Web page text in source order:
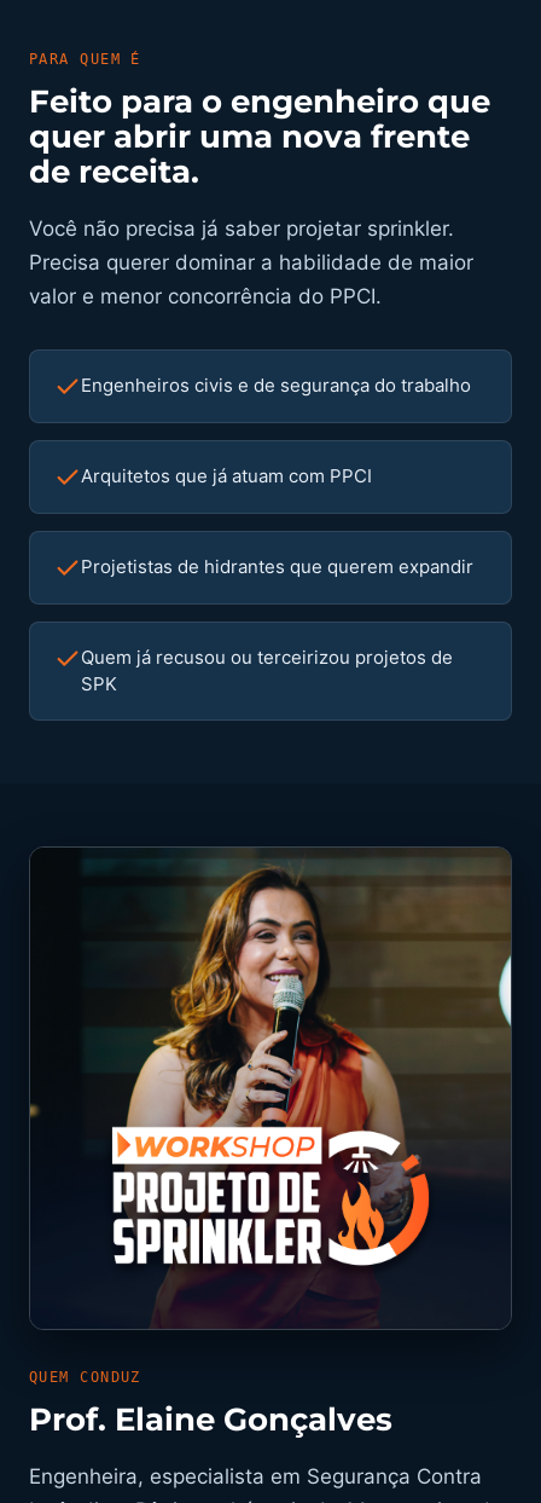
PARA QUEM É
Feito para o engenheiro que
quer abrir uma nova frente
de receita.
Você não precisa já saber projetar sprinkler.
Precisa querer dominar a habilidade de maior
valor e menor concorrência do PPCI.
Engenheiros civis e de segurança do trabalho
Arquitetos que já atuam com PPCI
Projetistas de hidrantes que querem expandir
Quem já recusou ou terceirizou projetos de
SPK
QUEM CONDUZ
Prof. Elaine Gonçalves
Engenheira, especialista em Segurança Contra